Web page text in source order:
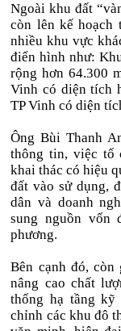
Ngoài khu đất
còn lên kế hoạch
nhiều khu vực
điển hình như:
rộng hơn 64.300
Vinh có diện tích
TP Vinh có diện
Ông Bùi Thanh
thông tin, việc tổ
khai thác có hiệu
đất vào sử dụng,
dân và doanh
sung nguồn vốn
phương.
Bên cạnh đó,
nâng cao chất
thống hạ tầng kỹ
chỉnh các khu đô